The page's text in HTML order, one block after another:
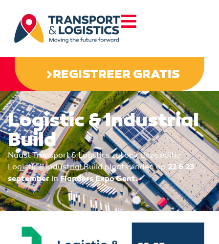
REGISTREER GRATIS
Logistic & Industrial
Build
Naast Transport & Logstics zal ook deze editie
Logistic & Industrial Build plaatsvinden op 22 & 23
septemberinFlanders Expo Gent.